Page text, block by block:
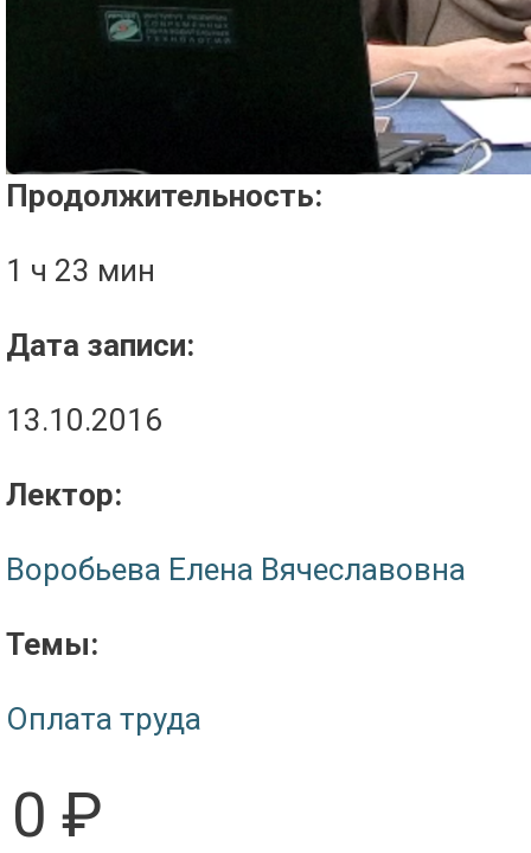
Продолжительность:
1 ч 23 мин
Дата записи:
13.10.2016
Лектор:
Воробьева Елена Вячеславовна
Темы:
Оплата труда
0 ₽